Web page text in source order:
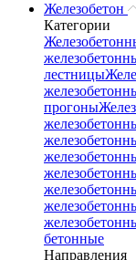
Железобетон
Категории
лестницы
прогоны
бетонные
Направления